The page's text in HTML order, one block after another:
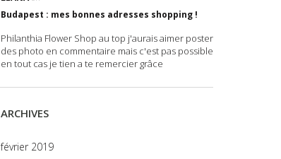
Budapest : mes bonnes adresses shopping !
Philanthia Flower Shop au top j'aurais aimer poster
des photo en commentaire mais c'est pas possible
en tout cas je tien a te remercier grâce
ARCHIVES
février 2019